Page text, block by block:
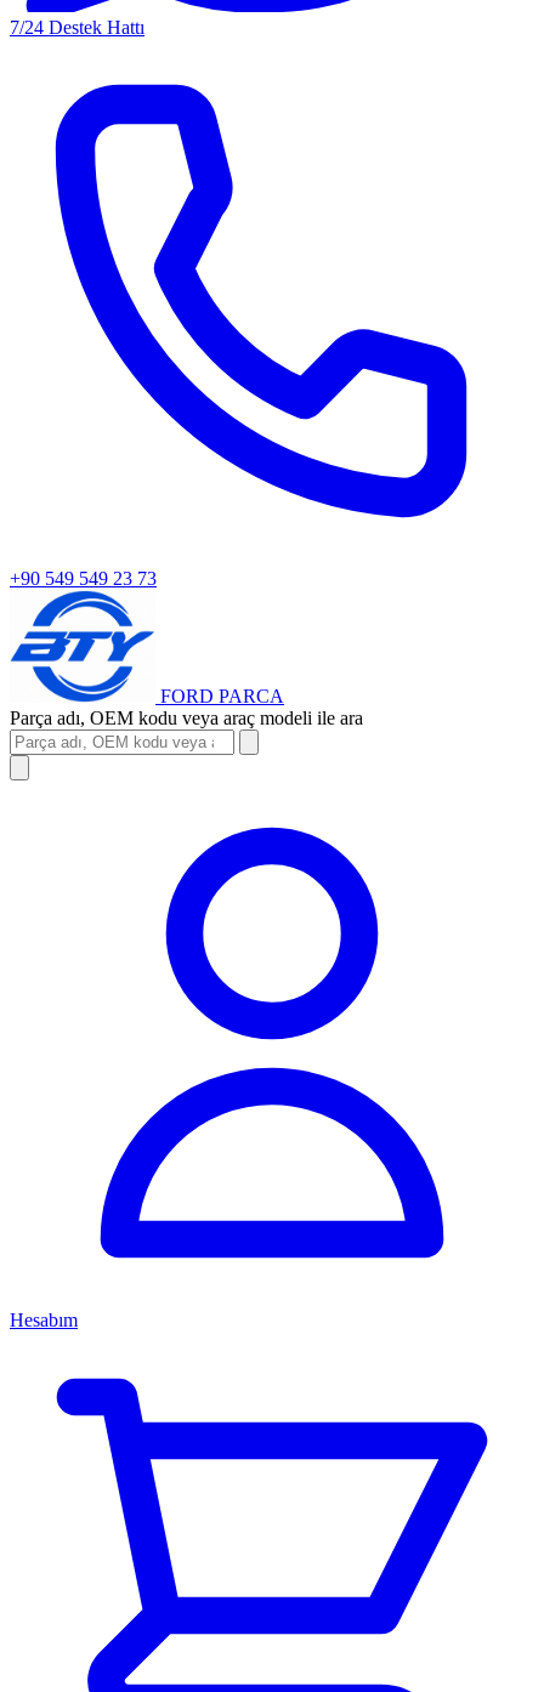
7/24 Destek Hattı
+90 549 549 23 73
FORD PARCA
Parça adı, OEM kodu veya araç modeli ile ara
Hesabım